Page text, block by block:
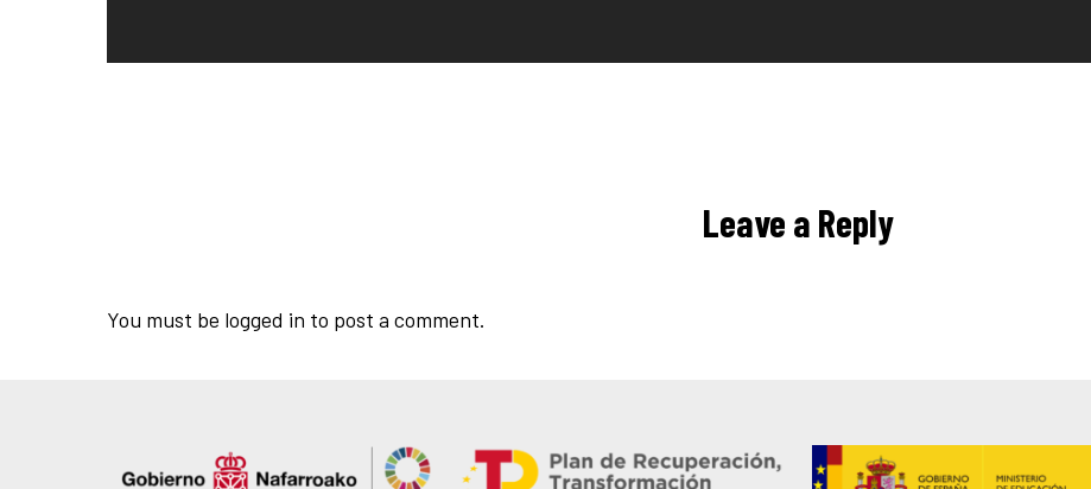
Leave a Reply
You must be logged in to post a comment.